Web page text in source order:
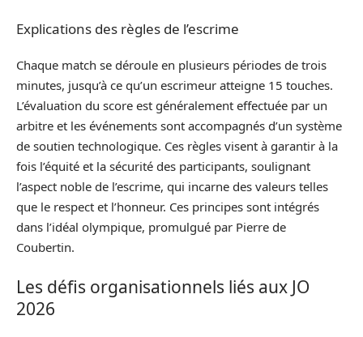
Explications des règles de l’escrime
Chaque match se déroule en plusieurs périodes de trois
minutes, jusqu’à ce qu’un escrimeur atteigne 15 touches.
L’évaluation du score est généralement effectuée par un
arbitre et les événements sont accompagnés d’un système
de soutien technologique. Ces règles visent à garantir à la
fois l’équité et la sécurité des participants, soulignant
l’aspect noble de l’escrime, qui incarne des valeurs telles
que le respect et l’honneur. Ces principes sont intégrés
dans l’idéal olympique, promulgué par Pierre de
Coubertin.
Les défis organisationnels liés aux JO
2026